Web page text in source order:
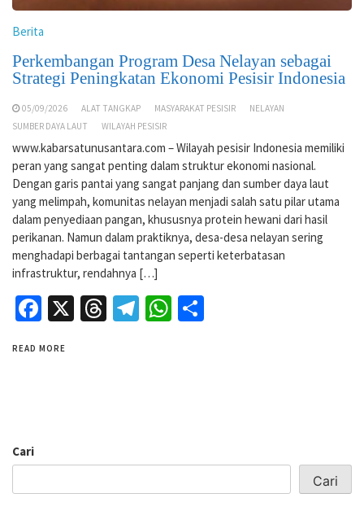
Berita
Perkembangan Program Desa Nelayan sebagai
Strategi Peningkatan Ekonomi Pesisir Indonesia
05/09/2026 ALAT TANGKAP MASYARAKAT PESISIR
NELAYAN
SUMBER DAYA LAUT
WILAYAH PESISIR
www.kabarsatunusantara.com – Wilayah pesisir Indonesia memiliki
peran yang sangat penting dalam struktur ekonomi nasional.
Dengan garis pantai yang sangat panjang dan sumber daya laut
yang melimpah, komunitas nelayan menjadi salah satu pilar utama
dalam penyediaan pangan, khususnya protein hewani dari hasil
perikanan. Namun dalam praktiknya, desa-desa nelayan sering
menghadapi berbagai tantangan seperti keterbatasan
infrastruktur, rendahnya […]
Facebook
X Threads
Telegram
WhatsApp
READ MORE
Cari
Cari